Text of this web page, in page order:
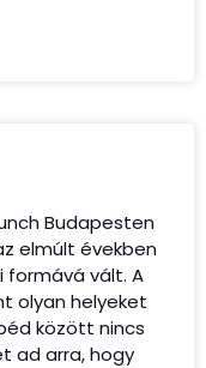
Budapesten
elmúlt években
formává vált. A
olyan helyeket
között nincs
ad arra, hogy